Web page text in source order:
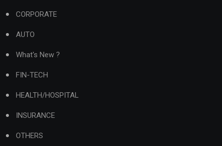
CORPORATE
AUTO
What's New ?
FIN-TECH
HEALTH/HOSPITAL
INSURANCE
OTHERS